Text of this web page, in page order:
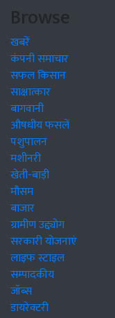
Browse
खबरें
कंपनी समाचार
सफल किसान
साक्षात्कार
बागवानी
औषधीय फसलें
पशुपालन
मशीनरी
खेती-बाड़ी
मौसम
बाजार
ग्रामीण उद्द्योग
सरकारी योजनाएं
लाइफ स्टाइल
सम्पादकीय
जॉब्स
डायरेक्टरी